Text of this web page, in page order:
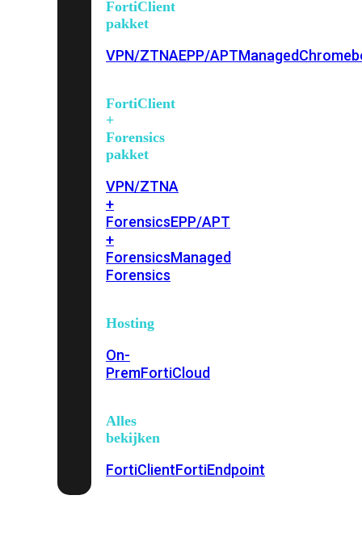
FortiClient
pakket
VPN/ZTNAEPP/APTManaged
FortiClient
+
Forensics
pakket
VPN/ZTNA
+
ForensicsEPP/APT
+
ForensicsManaged
Forensics
Hosting
On-
PremFortiCloud
Alles
bekijken
FortiClientFortiEndpoint